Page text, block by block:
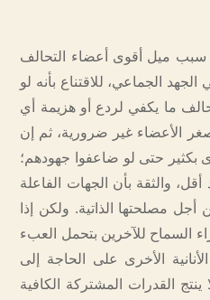
سبب ميل أقوى أعضاء التحالف
الجماعي، للاقتناع بأنه لو
ما يكفي لردع أو هزيمة أي
الأعضاء غير ضرورية، ثم إن
بكثير حتى لو ضاعفوا جهودهم؛
والثقة بأن الجهات الفاعلة
مصلحتها الذاتية. ولكن إذا
السماح للآخرين بتحمل العبء
الأخرى على الحاجة إلى
القدرات المشتركة الكافية